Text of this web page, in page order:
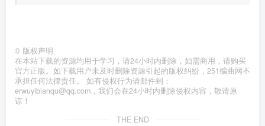
© 版权声明
在本站下载的资源均用于学习，请24小时内删除，如需商用，请购买
官方正版。如下载用户未及时删除资源引起的版权纠纷，251编曲网不
承担任何法律责任。 如有侵权行为请邮件到：
erwuyibianqu@qq.com，我们会在24小时内删除侵权内容，敬请原
谅！
THE END